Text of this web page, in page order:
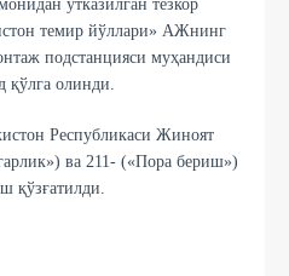
ўтказилган тезкор
темир йўллари» АЖнинг
подстанцияси муҳандиси
олинди.
Республикаси Жиноят
ва 211- («Пора бериш»)
қўзғатилди.